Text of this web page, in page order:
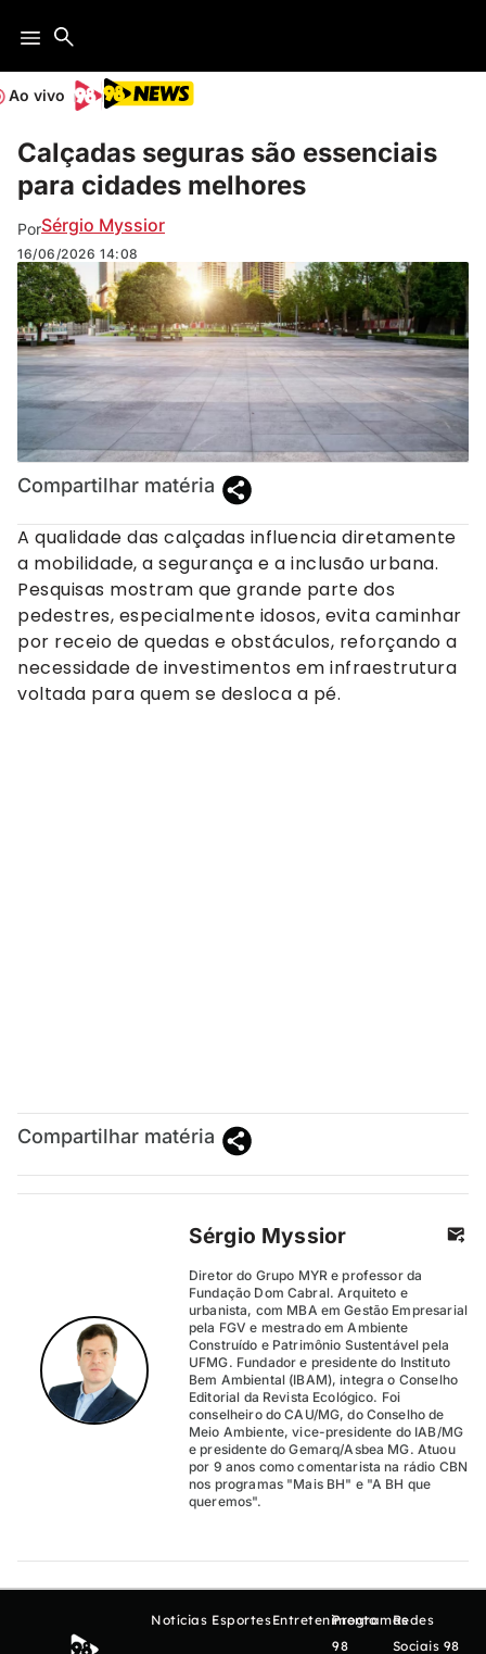
Ao vivo
Calçadas seguras são essenciais
para cidades melhores
PorSérgio Myssior
16/06/2026 14:08
Compartilhar matéria
A qualidade das calçadas influencia diretamente
a mobilidade, a segurança e a inclusão urbana.
Pesquisas mostram que grande parte dos
pedestres, especialmente idosos, evita caminhar
por receio de quedas e obstáculos, reforçando a
necessidade de investimentos em infraestrutura
voltada para quem se desloca a pé.
Compartilhar matéria
Sérgio Myssior
Diretor do Grupo MYR e professor da
Fundação Dom Cabral. Arquiteto e
urbanista, com MBA em Gestão Empresarial
pela FGV e mestrado em Ambiente
Construído e Patrimônio Sustentável pela
UFMG. Fundador e presidente do Instituto
Bem Ambiental (IBAM), integra o Conselho
Editorial da Revista Ecológico. Foi
conselheiro do CAU/MG, do Conselho de
Meio Ambiente, vice-presidente do IAB/MG
e presidente do Gemarq/Asbea MG. Atuou
por 9 anos como comentarista na rádio CBN
nos programas "Mais BH" e "A BH que
queremos".
Notícias EsportesEntretenimento
Programas
98
Redes
Sociais 98